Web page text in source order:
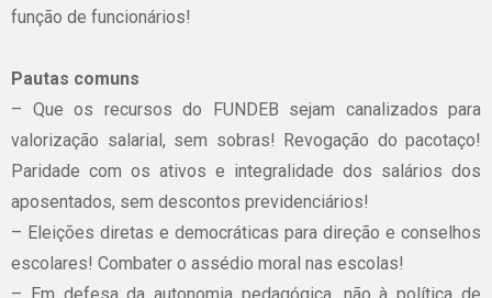
função de funcionários!
Pautas comuns
– Que os recursos do FUNDEB sejam canalizados para
valorização salarial, sem sobras! Revogação do pacotaço!
Paridade com os ativos e integralidade dos salários dos
aposentados, sem descontos previdenciários!
– Eleições diretas e democráticas para direção e conselhos
escolares! Combater o assédio moral nas escolas!